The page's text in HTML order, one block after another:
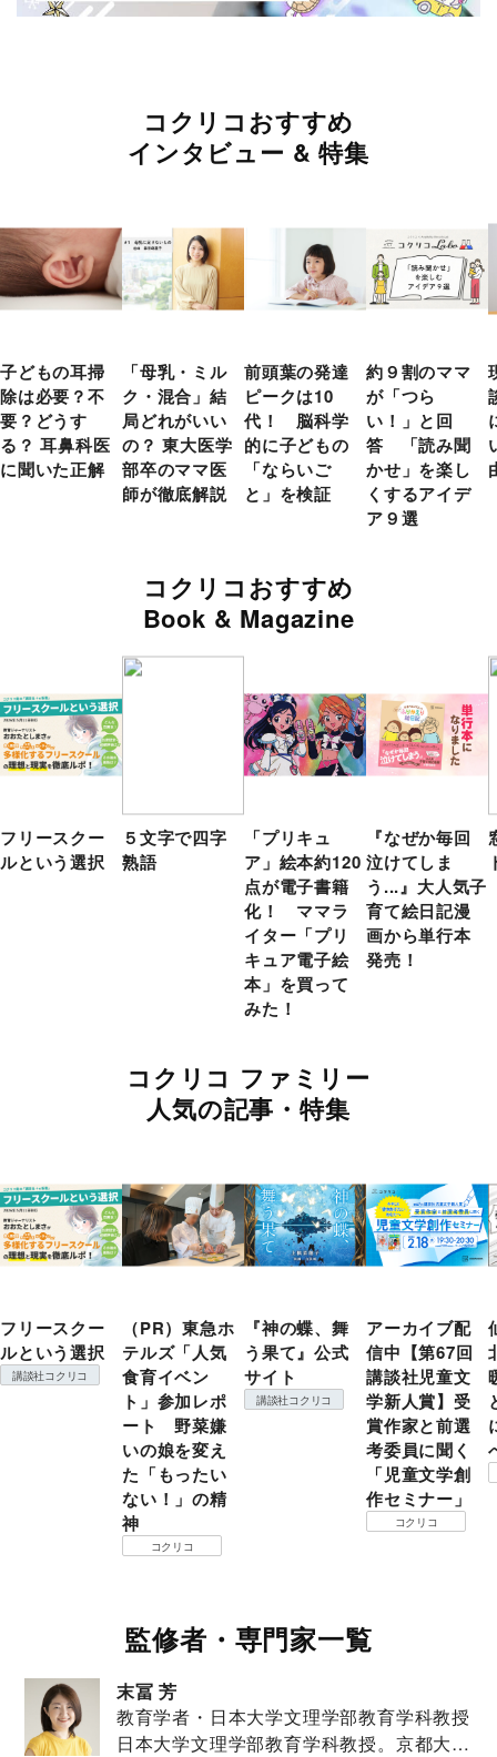
コクリコおすすめ
インタビュー & 特集
子どもの耳掃
除は必要？不
要？どうす
る？ 耳鼻科医
に聞いた正解
「母乳・ミル
ク・混合」結
局どれがいい
の？ 東大医学
部卒のママ医
師が徹底解説
前頭葉の発達
ピークは10
代！ 脳科学
的に子どもの
「ならいご
と」を検証
約９割のママ
が「つら
い！」と回
答 「読み聞
かせ」を楽し
くするアイデ
ア９選
コクリコおすすめ
Book & Magazine
フリースクー
ルという選択
５文字で四字
熟語
「プリキュ
ア」絵本約120
点が電子書籍
化！ ママラ
イター「プリ
キュア電子絵
本」を買って
みた！
『なぜか毎回
泣けてしま
う...』大人気子
育て絵日記漫
画から単行本
発売！
コクリコ ファミリー
人気の記事・特集
フリースクー
ルという選択
講談社コクリコ
（PR）東急ホ
テルズ「人気
食育イベン
ト」参加レポ
ート 野菜嫌
いの娘を変え
た「もったい
ない！」の精
神
コクリコ
『神の蝶、舞
う果て』公式
サイト
講談社コクリコ
アーカイブ配
信中【第67回
講談社児童文
学新人賞】受
賞作家と前選
考委員に聞く
「児童文学創
作セミナー」
コクリコ
監修者・専門家一覧
末冨 芳
教育学者・日本大学文理学部教育学科教授
日本大学文理学部教育学科教授。京都大学